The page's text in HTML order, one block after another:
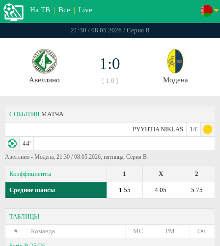
На ТВ | Все | Live
21:30 / 08.05.2026 / Серия В
Авеллино
1:0
[ 1:0 ] Модена
СОБЫТИЯ МАТЧА
PYYHTIA NIKLAS
14'
44'
Авеллино - Модена, 21:30 / 08.05.2026, пятница, Серия В
Коэффициенты 2
X
1
Средние шансы 5.75
4.05
1.55
ТАБЛИЦЫ
#
Команда Оч.
РМ
МС